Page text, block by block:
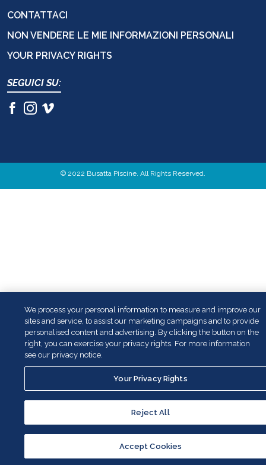
CONTATTACI
NON VENDERE LE MIE INFORMAZIONI PERSONALI
YOUR PRIVACY RIGHTS
SEGUICI SU:
© 2022 Busatta Piscine. All Rights Reserved.
We process your personal information to measure and improve our
sites and service, to assist our marketing campaigns and to provide
personalised content and advertising. By clicking the button on the
right, you can exercise your privacy rights. For more information
see our privacy notice.
Your Privacy Rights
Reject All
Accept Cookies